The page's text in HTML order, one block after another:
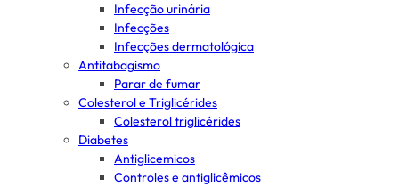
Infecção urinária
Infecções
Infecções dermatológica
Antitabagismo
Parar de fumar
Colesterol e Triglicérides
Colesterol triglicérides
Diabetes
Antiglicemicos
Controles e antiglicêmicos